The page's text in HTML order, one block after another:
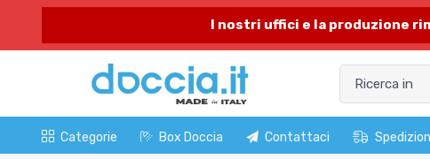
I nostri uffici e la produzione
Categorie Box Doccia Contattaci